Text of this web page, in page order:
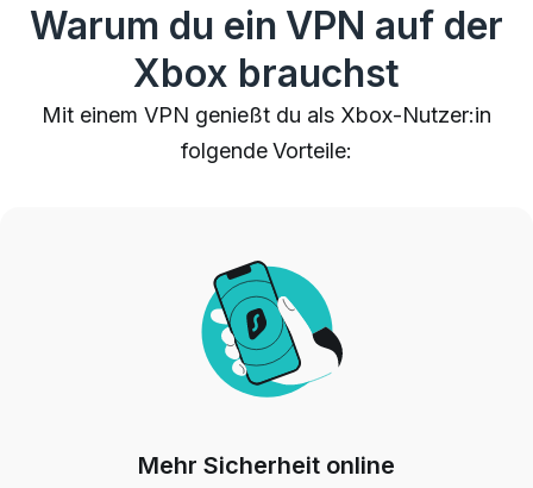
Warum du ein VPN auf der
Xbox brauchst
Mit einem VPN genießt du als Xbox-Nutzer:in
folgende Vorteile:
Mehr Sicherheit online